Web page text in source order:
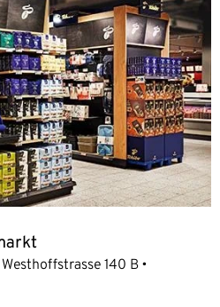
Westhoffstrasse 140 B